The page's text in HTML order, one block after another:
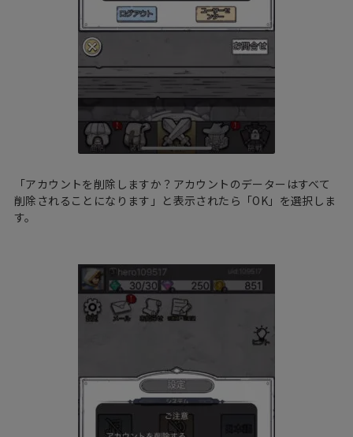
「アカウントを削除しますか？アカウントのデーターはすべて
削除されることになります」と表示されたら「OK」を選択しま
す。